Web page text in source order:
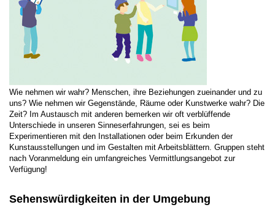
Wie nehmen wir wahr? Menschen, ihre Beziehungen zueinander und zu
uns? Wie nehmen wir Gegenstände, Räume oder Kunstwerke wahr? Die
Zeit? Im Austausch mit anderen bemerken wir oft verblüffende
Unterschiede in unseren Sinneserfahrungen, sei es beim
Experimentieren mit den Installationen oder beim Erkunden der
Kunstausstellungen und im Gestalten mit Arbeitsblättern. Gruppen steht
nach Voranmeldung ein umfangreiches Vermittlungsangebot zur
Verfügung!
Sehenswürdigkeiten in der Umgebung